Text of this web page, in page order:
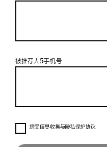
被推荐人5手机号
接受信息收集与隐私保护协议